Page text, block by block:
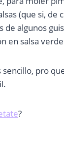
(que si, de
algunos
en salsa
pro
?